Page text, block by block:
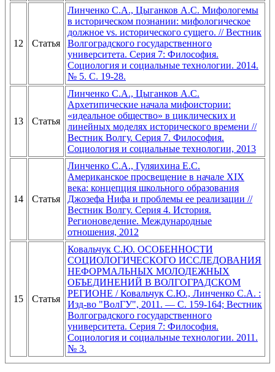
12 Статья
Линченко С.А., Цыганков А.С. Мифологемы
в историческом познании: мифологическое
должное vs. исторического сущего. // Вестник
Волгоградского государственного
университета. Серия 7: Философия.
Социология и социальные технологии. 2014.
№ 5. С. 19-28.
13 Статья
Линченко С.А., Цыганков А.С.
Архетипические начала мифоистории:
«идеальное общество» в циклических и
линейных моделях исторического времени //
Вестник Волгу. Серия 7. Философия.
Социология и социальные технологии, 2013
14 Статья
Линченко С.А., Гуляихина Е.С.
Американское просвещение в начале XIX
века: концепция школьного образования
Джозефа Нифа и проблемы ее реализации //
Вестник Волгу. Серия 4. История.
Регионоведение. Международные
отношения, 2012
15 Статья
Ковальчук С.Ю. ОСОБЕННОСТИ
СОЦИОЛОГИЧЕСКОГО ИССЛЕДОВАНИЯ
НЕФОРМАЛЬНЫХ МОЛОДЕЖНЫХ
ОБЪЕДИНЕНИЙ В ВОЛГОГРАДСКОМ
РЕГИОНЕ / Ковальчук С.Ю., Линченко С.А. :
Изд-во "ВолГУ", 2011. — С. 159-164; Вестник
Волгоградского государственного
университета. Серия 7: Философия.
Социология и социальные технологии. 2011.
№ 3.